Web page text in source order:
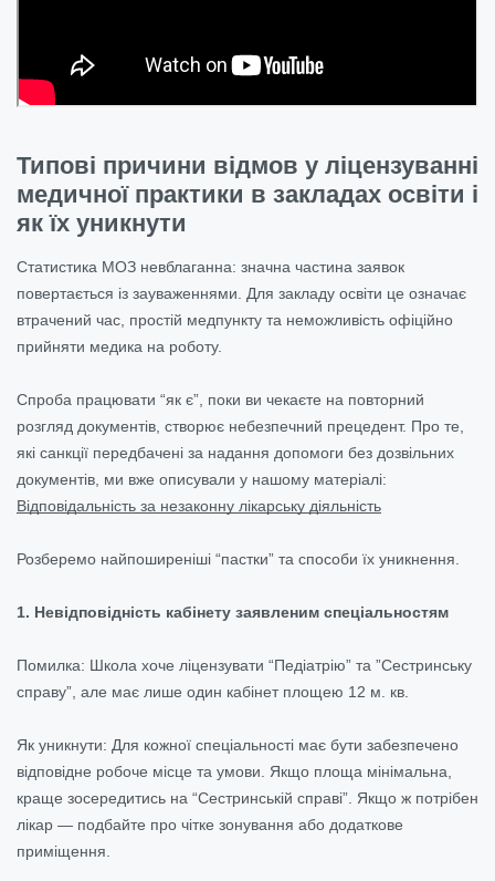
Типові причини відмов у ліцензуванні
медичної практики в закладах освіти і
як їх уникнути
Статистика МОЗ невблаганна: значна частина заявок
повертається із зауваженнями. Для закладу освіти це означає
втрачений час, простій медпункту та неможливість офіційно
прийняти медика на роботу.
Спроба працювати “як є”, поки ви чекаєте на повторний
розгляд документів, створює небезпечний прецедент. Про те,
які санкції передбачені за надання допомоги без дозвільних
документів, ми вже описували у нашому матеріалі:
Відповідальність за незаконну лікарську діяльність
Розберемо найпоширеніші “пастки” та способи їх уникнення.
1. Невідповідність кабінету заявленим спеціальностям
Помилка: Школа хоче ліцензувати “Педіатрію” та ”Сестринську
справу”, але має лише один кабінет площею 12 м. кв.
Як уникнути: Для кожної спеціальності має бути забезпечено
відповідне робоче місце та умови. Якщо площа мінімальна,
краще зосередитись на “Сестринській справі”. Якщо ж потрібен
лікар — подбайте про чітке зонування або додаткове
приміщення.